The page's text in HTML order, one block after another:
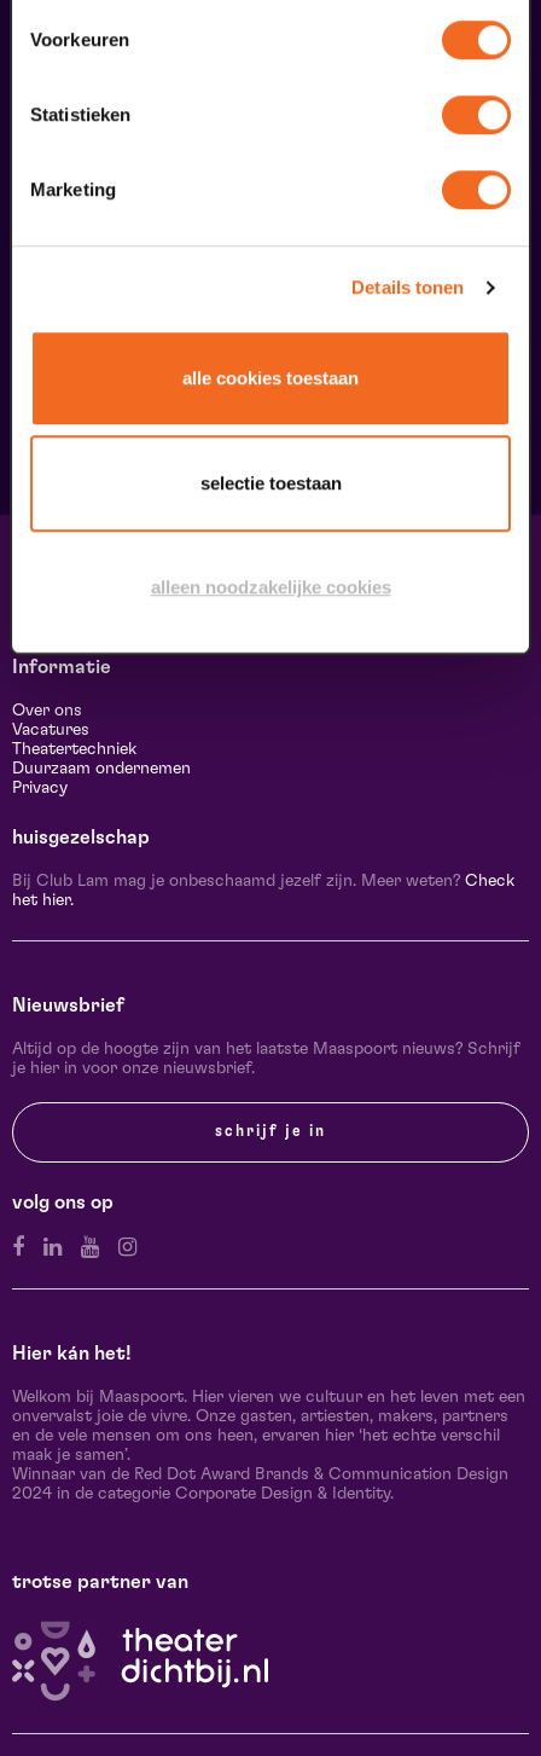
Voorkeuren
Statistieken
Marketing
Details tonen
alle cookies toestaan
selectie toestaan
alleen noodzakelijke cookies
Informatie
Over ons
Vacatures
Theatertechniek
Duurzaam ondernemen
Privacy
huisgezelschap
Bij Club Lam mag je onbeschaamd jezelf zijn. Meer weten? Check
het hier.
Nieuwsbrief
Altijd op de hoogte zijn van het laatste Maaspoort nieuws? Schrijf
je hier in voor onze nieuwsbrief.
schrijf je in
volg ons op
Hier kán het!
Welkom bij Maaspoort. Hier vieren we cultuur en het leven met een
onvervalst joie de vivre. Onze gasten, artiesten, makers, partners
en de vele mensen om ons heen, ervaren hier ‘het echte verschil
maak je samen’.
Winnaar van de Red Dot Award Brands & Communication Design
2024 in de categorie Corporate Design & Identity.
trotse partner van